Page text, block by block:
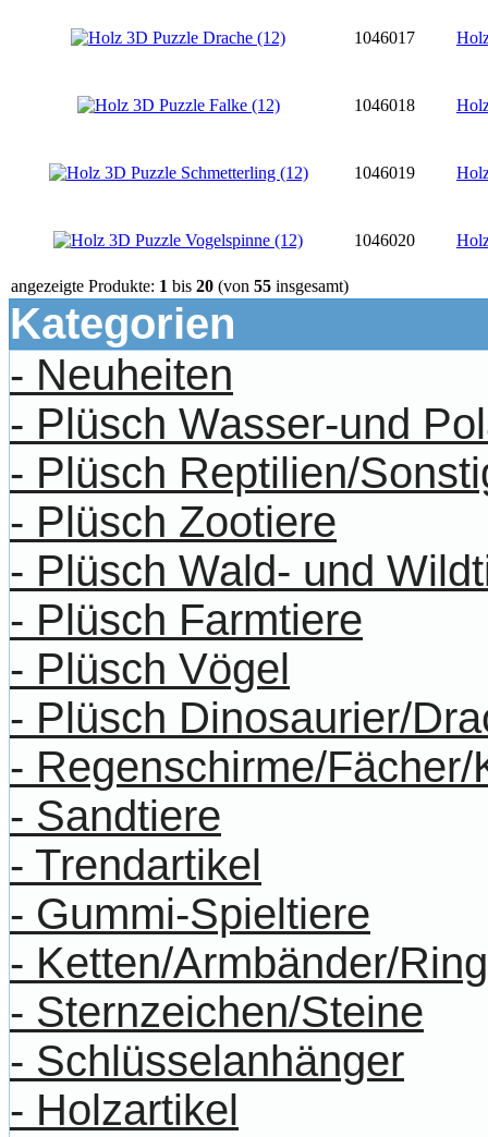
1046017
1046018
1046019
1046020
angezeigte Produkte: 1 bis 20 (von 55 insgesamt)
Kategorien
- Neuheiten
- Plüsch Wasser-und
- Plüsch Reptilien/
- Plüsch Zootiere
- Plüsch Wald- und
- Plüsch Farmtiere
- Plüsch Vögel
- Plüsch Dinosaurier/
- Regenschirme/Fächer/
- Sandtiere
- Trendartikel
- Gummi-Spieltiere
- Ketten/Armbänder/
- Sternzeichen/Steine
- Schlüsselanhänger
- Holzartikel